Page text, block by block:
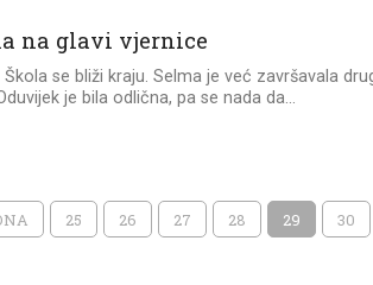
na glavi vjernice
Škola se bliži kraju. Selma je već završavala
je bila odlična, pa se nada da...
25 26 27 28 29 30